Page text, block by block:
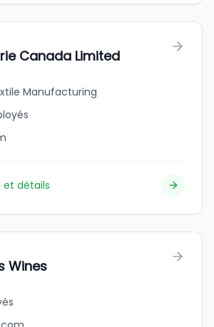
Canada Limited
Manufacturing
et détails
Wines